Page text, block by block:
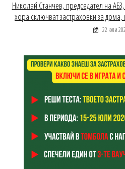
Николай Станчев, председател на
хора сключват застраховки за
22 юли